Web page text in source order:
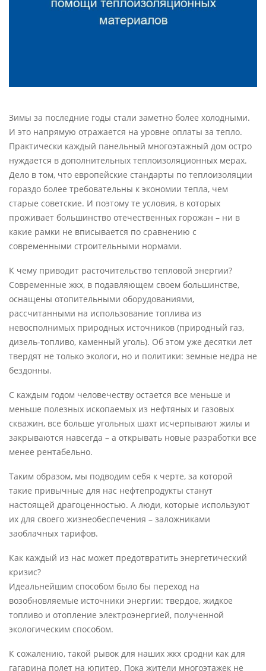
Зимы за последние годы стали заметно более холодными.
И это напрямую отражается на уровне оплаты за тепло.
Практически каждый панельный многоэтажный дом остро
нуждается в дополнительных теплоизоляционных мерах.
Дело в том, что европейские стандарты по теплоизоляции
гораздо более требовательны к экономии тепла, чем
старые советские. И поэтому те условия, в которых
проживает большинство отечественных горожан – ни в
какие рамки не вписывается по сравнению с
современными строительными нормами.
К чему приводит расточительство тепловой энергии?
Современные жкх, в подавляющем своем большинстве,
оснащены отопительными оборудованиями,
рассчитанными на использование топлива из
невосполнимых природных источников (природный газ,
дизель-топливо, каменный уголь). Об этом уже десятки лет
твердят не только экологи, но и политики: земные недра не
бездонны.
С каждым годом человечеству остается все меньше и
меньше полезных ископаемых из нефтяных и газовых
скважин, все больше угольных шахт исчерпывают жилы и
закрываются навсегда – а открывать новые разработки все
менее рентабельно.
Таким образом, мы подводим себя к черте, за которой
такие привычные для нас нефтепродукты станут
настоящей драгоценностью. А люди, которые используют
их для своего жизнеобеспечения – заложниками
заоблачных тарифов.
Как каждый из нас может предотвратить энергетический
кризис?
Идеальнейшим способом было бы переход на
возобновляемые источники энергии: твердое, жидкое
топливо и отопление электроэнергией, полученной
экологическим способом.
К сожалению, такой рывок для наших жкх сродни как для
гагарина полет на юпитер. Пока жители многоэтажек не